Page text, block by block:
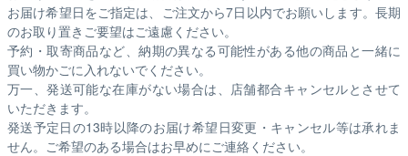
お届け希望日をご指定は、ご注文から7日以内でお願いします。長期
のお取り置きご要望はご遠慮ください。
予約・取寄商品など、納期の異なる可能性がある他の商品と一緒に
買い物かごに入れないでください。
万一、発送可能な在庫がない場合は、店舗都合キャンセルとさせて
いただきます。
発送予定日の13時以降のお届け希望日変更・キャンセル等は承れま
せん。ご希望のある場合はお早めにご連絡ください。